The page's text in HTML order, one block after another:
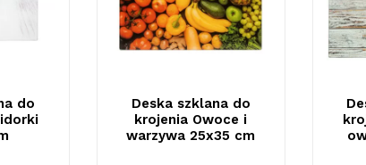
do
Deska szklana do
krojenia Owoce i
warzywa 25x35 cm